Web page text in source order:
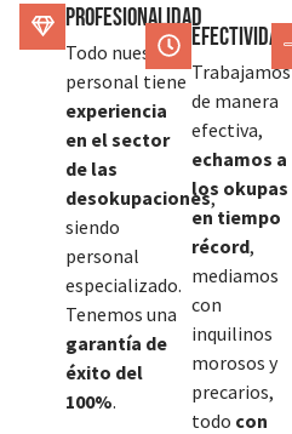
Profesionalidad
Todo nuestro
personal tiene
experiencia
en el sector
de las
desokupaciones,
siendo
personal
especializado.
Tenemos una
garantía de
éxito del
100%.
Efectividad
Trabajamos
de manera
efectiva,
echamos a
los okupas
en tiempo
récord,
mediamos
con
inquilinos
morosos y
precarios,
todo con